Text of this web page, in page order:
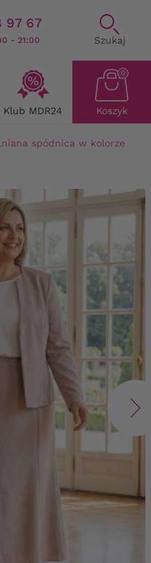
97 67
- 21:00 Szukaj
Klub MDR24 Koszyk
0
spódnica w kolorze